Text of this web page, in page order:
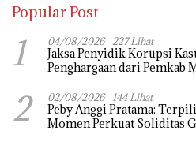
Popular Post
1 04/08/2026 227 Lihat
Jaksa Penyidik Korupsi
Penghargaan dari Pemkab
2 02/08/2026 144 Lihat
Peby Anggi Pratama:
Momen Perkuat Soliditas